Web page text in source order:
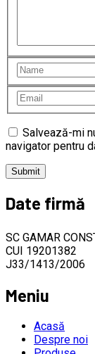
Salvează-mi
navigator pentru
Date firmă
SC GAMAR
CUI 19201382
J33/1413/2006
Meniu
Acasă
Despre noi